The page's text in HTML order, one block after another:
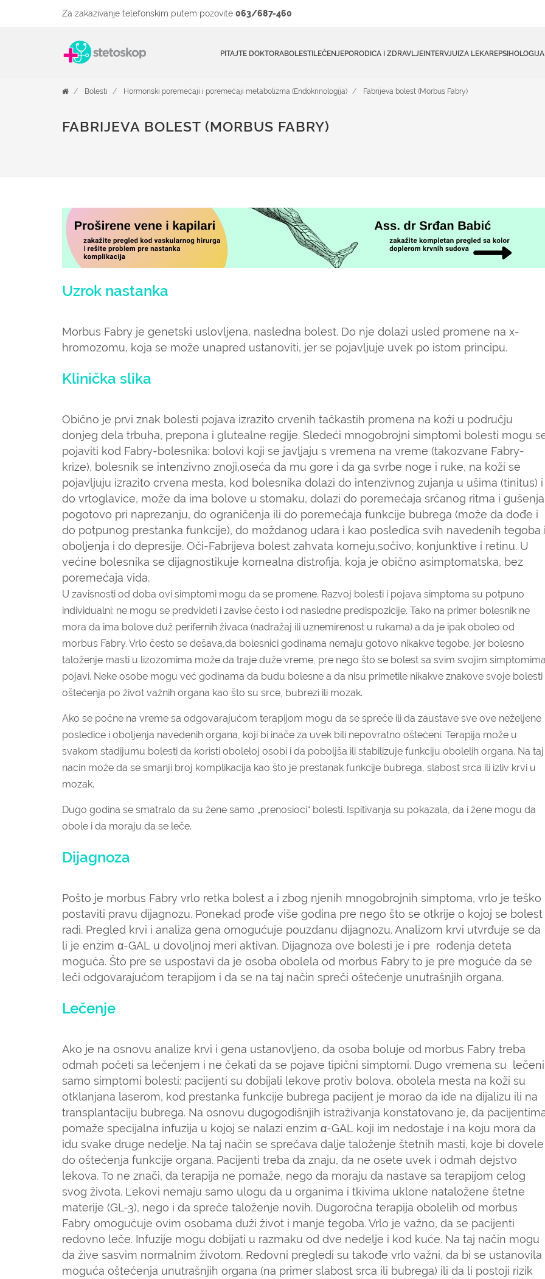
Za zakazivanje telefonskim putem pozovite 063/687-460
PITAJTE DOKTORABOLESTILEČENJEPORODICA I ZDRAVLJEINTERVJUIZA LEKAREPSIHOLOGIJA
Bolesti Hormonski poremećaji i poremećaji metabolizma (Endokrinologija) Fabrijeva bolest (Morbus Fabry)
FABRIJEVA BOLEST (MORBUS FABRY)
Uzrok nastanka
Morbus Fabry je genetski uslovljena, nasledna bolest. Do nje dolazi usled promene na x-
hromozomu, koja se može unapred ustanoviti, jer se pojavljuje uvek po istom principu.
Klinička slika
Obično je prvi znak bolesti pojava izrazito crvenih tačkastih promena na koži u području
donjeg dela trbuha, prepona i glutealne regije. Sledeći mnogobrojni simptomi bolesti mogu
pojaviti kod Fabry-bolesnika: bolovi koji se javljaju s vremena na vreme (takozvane Fabry-
krize), bolesnik se intenzivno znoji,oseća da mu gore i da ga svrbe noge i ruke, na koži se
pojavljuju izrazito crvena mesta, kod bolesnika dolazi do intenzivnog zujanja u ušima (tinitus) i
do vrtoglavice, može da ima bolove u stomaku, dolazi do poremećaja srčanog ritma i gušenja
pogotovo pri naprezanju, do ograničenja ili do poremećaja funkcije bubrega (može da dođe i
do potpunog prestanka funkcije), do moždanog udara i kao posledica svih navedenih tegoba i
oboljenja i do depresije. Oči-Fabrijeva bolest zahvata korneju,sočivo, konjunktive i retinu. U
većine bolesnika se dijagnostikuje kornealna distrofija, koja je obično asimptomatska, bez
poremećaja vida.
U zavisnosti od doba ovi simptomi mogu da se promene. Razvoj bolesti i pojava simptoma su potpuno
individualni: ne mogu se predvideti i zavise često i od nasledne predispozicije. Tako na primer bolesnik ne
mora da ima bolove duž perifernih živaca (nadražaj ili uznemirenost u rukama) a da je ipak oboleo od
morbus Fabry. Vrlo često se dešava,da bolesnici godinama nemaju gotovo nikakve tegobe, jer bolesno
taloženje masti u lizozomima može da traje duže vreme, pre nego što se bolest sa svim svojim simptomima
pojavi. Neke osobe mogu već godinama da budu bolesne a da nisu primetile nikakve znakove svoje bolesti
oštećenja po život važnih organa kao što su srce, bubrezi ili mozak.
Ako se počne na vreme sa odgovarajućom terapijom mogu da se spreče ili da zaustave sve ove neželjene
posledice i oboljenja navedenih organa, koji bi inače za uvek bili nepovratno oštećeni. Terapija može u
svakom stadijumu bolesti da koristi oboleloj osobi i da poboljša ili stabilizuje funkciju obolelih organa. Na taj
nacin može da se smanji broj komplikacija kao što je prestanak funkcije bubrega, slabost srca ili izliv krvi u
mozak.
Dugo godina se smatralo da su žene samo „prenosioci“ bolesti. Ispitivanja su pokazala, da i žene mogu da
obole i da moraju da se leče.
Dijagnoza
Pošto je morbus Fabry vrlo retka bolest a i zbog njenih mnogobrojnih simptoma, vrlo je teško
postaviti pravu dijagnozu. Ponekad prođe više godina pre nego što se otkrije o kojoj se bolest
radi. Pregled krvi i analiza gena omogućuje pouzdanu dijagnozu. Analizom krvi utvrđuje se da
li je enzim α-GAL u dovoljnoj meri aktivan. Dijagnoza ove bolesti je i pre rođenja deteta
moguća. Što pre se uspostavi da je osoba obolela od morbus Fabry to je pre moguće da se
leči odgovarajućom terapijom i da se na taj način spreči oštećenje unutrašnjih organa.
Lečenje
Ako je na osnovu analize krvi i gena ustanovljeno, da osoba boluje od morbus Fabry treba
odmah početi sa lečenjem i ne čekati da se pojave tipični simptomi. Dugo vremena su lečeni
samo simptomi bolesti: pacijenti su dobijali lekove protiv bolova, obolela mesta na koži su
otklanjana laserom, kod prestanka funkcije bubrega pacijent je morao da ide na dijalizu ili na
transplantaciju bubrega. Na osnovu dugogodišnjih istraživanja konstatovano je, da
pomaže specijalna infuzija u kojoj se nalazi enzim α-GAL koji im nedostaje i na koju mora da
idu svake druge nedelje. Na taj način se sprečava dalje taloženje štetnih masti, koje bi dovele
do oštećenja funkcije organa. Pacijenti treba da znaju, da ne osete uvek i odmah dejstvo
lekova. To ne znači, da terapija ne pomaže, nego da moraju da nastave sa terapijom celog
svog života. Lekovi nemaju samo ulogu da u organima i tkivima uklone nataložene štetne
materije (GL-3), nego i da spreče taloženje novih. Dugoročna terapija obolelih od morbus
Fabry omogućuje ovim osobama duži život i manje tegoba. Vrlo je važno, da se pacijenti
redovno leče. Infuzije mogu dobijati u razmaku od dve nedelje i kod kuće. Na taj način mogu
da žive sasvim normalnim životom. Redovni pregledi su takođe vrlo važni, da bi se ustanovila
moguća oštećenja unutrašnjih organa (na primer slabost srca ili bubrega) ili da li postoji rizik